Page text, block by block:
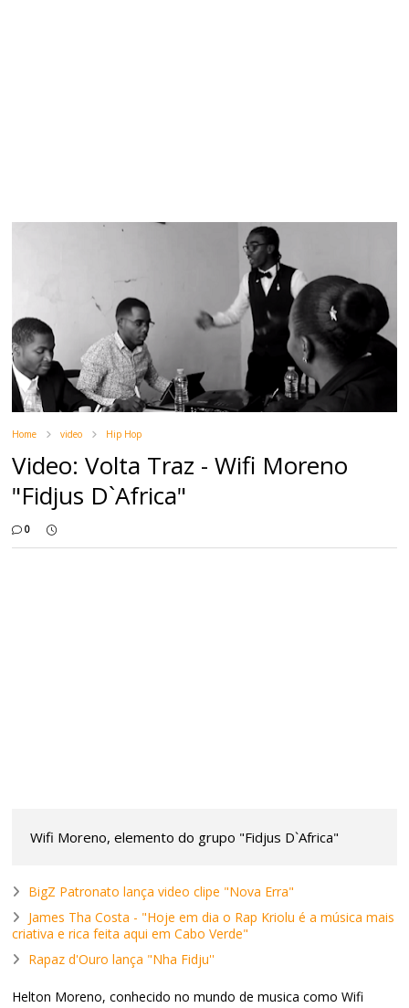
Home video Hip Hop
Video: Volta Traz - Wifi Moreno
"Fidjus D`Africa"
0
Wifi Moreno, elemento do grupo "Fidjus D`Africa"
BigZ Patronato lança video clipe "Nova Erra"
James Tha Costa - "Hoje em dia o Rap Kriolu é a música mais
criativa e rica feita aqui em Cabo Verde"
Rapaz d'Ouro lança "Nha Fidju''
Helton Moreno, conhecido no mundo de musica como Wifi